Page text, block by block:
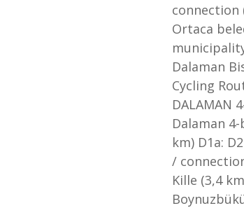
connection
Ortaca
Dalaman
Cycling
DALAMAN
Dalaman
km) D1a:
/
Kille (3,4